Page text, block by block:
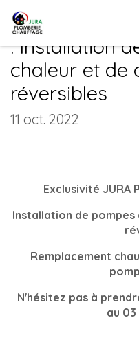
JURA
: Installation
chaleur et de
réversibles
11 oct. 2022
Exclusivité JURA
Installation de
Remplacement
N'hésitez pas à
au 03